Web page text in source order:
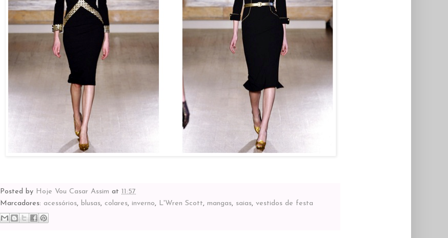
Posted by Hoje Vou Casar Assim at 11:57
Marcadores: acessórios, blusas, colares, inverno, L'Wren Scott, mangas, saias, vestidos de festa